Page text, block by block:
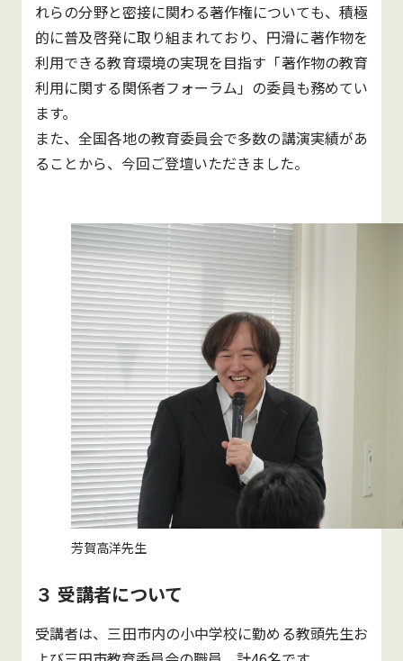
れらの分野と密接に関わる著作権についても、積極
的に普及啓発に取り組まれており、円滑に著作物を
利用できる教育環境の実現を目指す「著作物の教育
利用に関する関係者フォーラム」の委員も務めてい
ます。
また、全国各地の教育委員会で多数の講演実績があ
ることから、今回ご登壇いただきました。
芳賀高洋先生
３ 受講者について
受講者は、三田市内の小中学校に勤める教頭先生お